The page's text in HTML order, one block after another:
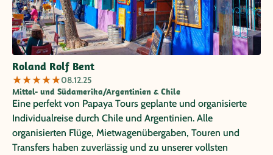
Roland Rolf Bent
★★★★★08.12.25
Mittel- und Südamerika/Argentinien & Chile
Eine perfekt von Papaya Tours geplante und organisierte
Individualreise durch Chile und Argentinien. Alle
organisierten Flüge, Mietwagenübergaben, Touren und
Transfers haben zuverlässig und zu unserer vollsten